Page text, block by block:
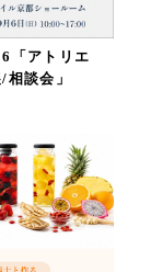
6「アトリエ
談会」